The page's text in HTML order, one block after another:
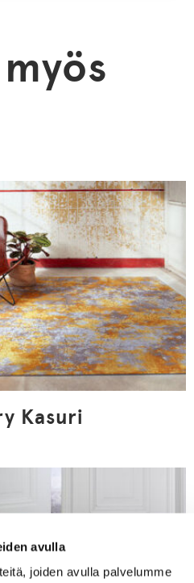
avulla
joiden avulla palvelumme
Kasuri